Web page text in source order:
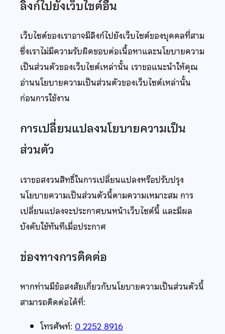
ลิงก์ไปยังเว็บไซต์อื่น
เว็บไซต์ของเราอาจมีลิงก์ไปยังเว็บไซต์ของบุคคลที่สาม
ซึ่งเราไม่มีความรับผิดชอบต่อเนื้อหาและนโยบายความ
เป็นส่วนตัวของเว็บไซต์เหล่านั้น เราขอแนะนำให้คุณ
อ่านนโยบายความเป็นส่วนตัวของเว็บไซต์เหล่านั้น
ก่อนการใช้งาน
การเปลี่ยนแปลงนโยบายความเป็น
ส่วนตัว
เราขอสงวนสิทธิ์ในการเปลี่ยนแปลงหรือปรับปรุง
นโยบายความเป็นส่วนตัวนี้ตามความเหมาะสม การ
เปลี่ยนแปลงจะประกาศบนหน้าเว็บไซต์นี้ และมีผล
บังคับใช้ทันทีเมื่อประกาศ
ช่องทางการติดต่อ
หากท่านมีข้อสงสัยเกี่ยวกับนโยบายความเป็นส่วนตัวนี้
สามารถติดต่อได้ที่:
โทรศัพท์:0 2252 8916